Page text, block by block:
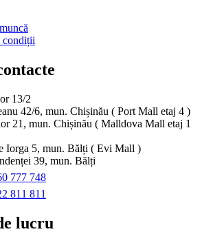
condiții
13/2
42/6, mun. Chișinău ( Port Mall etaj 4 )
21, mun. Chișinău ( Malldova Mall etaj 1
Iorga 5, mun. Bălți ( Evi Mall )
39, mun. Bălți
777 748
811 811
lucru